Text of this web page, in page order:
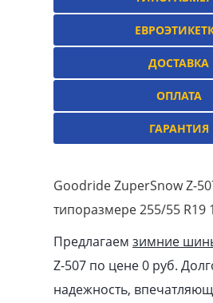
ДОСТАВКА
ОПЛАТА
ГАРАНТИЯ
Goodride ZuperSnow Z-
типоразмере 255/55 R19
Предлагаем зимние
Z-507 по цене 0 руб.
надежность,